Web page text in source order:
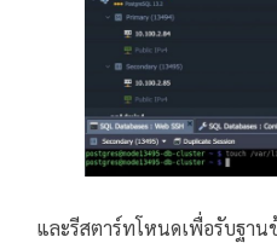
และรีสตาร์ทโหนดเพื่อรับฐาน